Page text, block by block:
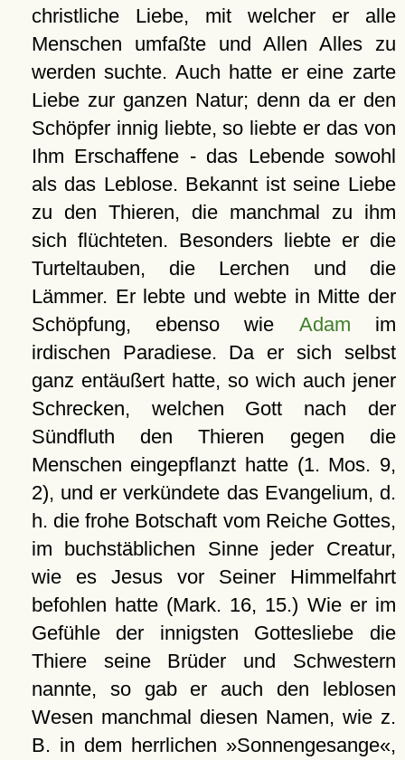
christliche Liebe, mit welcher er alle
Menschen umfaßte und Allen Alles zu
werden suchte. Auch hatte er eine zarte
Liebe zur ganzen Natur; denn da er den
Schöpfer innig liebte, so liebte er das von
Ihm Erschaffene - das Lebende sowohl
als das Leblose. Bekannt ist seine Liebe
zu den Thieren, die manchmal zu ihm
sich flüchteten. Besonders liebte er die
Turteltauben, die Lerchen und die
Lämmer. Er lebte und webte in Mitte der
Schöpfung, ebenso wie Adam im
irdischen Paradiese. Da er sich selbst
ganz entäußert hatte, so wich auch jener
Schrecken, welchen Gott nach der
Sündfluth den Thieren gegen die
Menschen eingepflanzt hatte (1. Mos. 9,
2), und er verkündete das Evangelium, d.
h. die frohe Botschaft vom Reiche Gottes,
im buchstäblichen Sinne jeder Creatur,
wie es Jesus vor Seiner Himmelfahrt
befohlen hatte (Mark. 16, 15.) Wie er im
Gefühle der innigsten Gottesliebe die
Thiere seine Brüder und Schwestern
nannte, so gab er auch den leblosen
Wesen manchmal diesen Namen, wie z.
B. in dem herrlichen »Sonnengesange«,